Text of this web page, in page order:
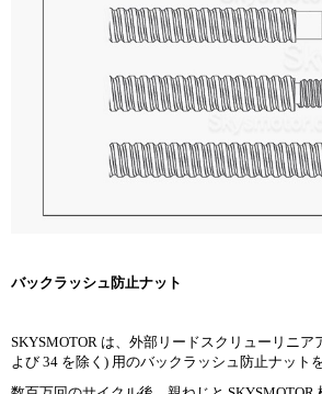
バックラッシュ防止ナット
SKYSMOTOR は、外部リードスクリューリニ
よび 34 を除く) 用のバックラッシュ防止ナット